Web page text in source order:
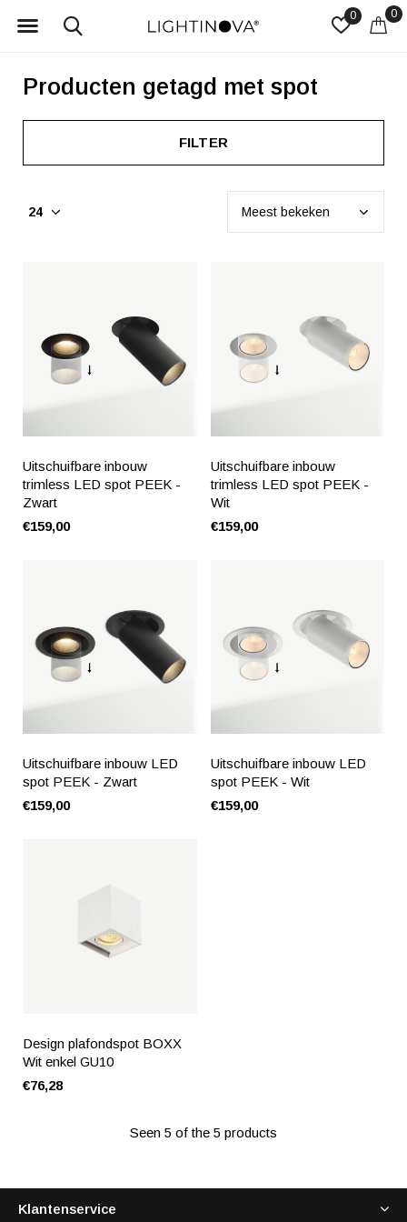
0 0
Producten getagd met spot
FILTER
Uitschuifbare inbouw
trimless LED spot PEEK -
Zwart
€159,00
Uitschuifbare inbouw
trimless LED spot PEEK -
Wit
€159,00
Uitschuifbare inbouw LED
spot PEEK - Zwart
€159,00
Uitschuifbare inbouw LED
spot PEEK - Wit
€159,00
Design plafondspot BOXX
Wit enkel GU10
€76,28
Seen 5 of the 5 products
Klantenservice